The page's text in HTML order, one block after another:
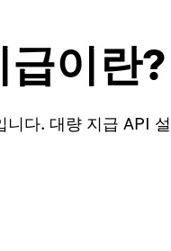
이란?
다. 대량 지급 API